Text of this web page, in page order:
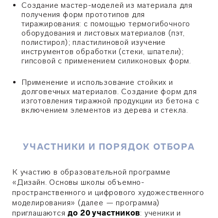
Создание мастер-моделей из материала для
получения форм прототипов для
тиражирования: с помощью термогибочного
оборудования и листовых материалов (пэт,
полистирол); пластилиновой изучение
инструментов обработки (стеки, шпатели);
гипсовой с применением силиконовых форм.
Применение и использование стойких и
долговечных материалов. Создание форм для
изготовления тиражной продукции из бетона с
включением элементов из дерева и стекла.
УЧАСТНИКИ И ПОРЯДОК ОТБОРА
К участию в образовательной программе
«Дизайн. Основы школы объемно-
пространственного и цифрового художественного
моделирования» (далее — программа)
приглашаютсядо 20 участников: ученики и